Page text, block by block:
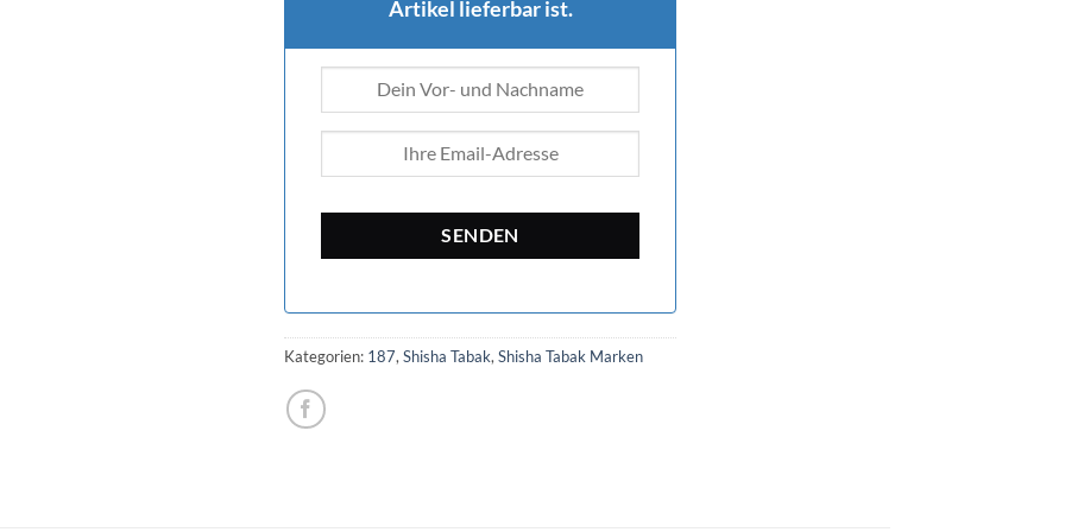
Artikel lieferbar ist.
Kategorien: 187, Shisha Tabak, Shisha Tabak Marken